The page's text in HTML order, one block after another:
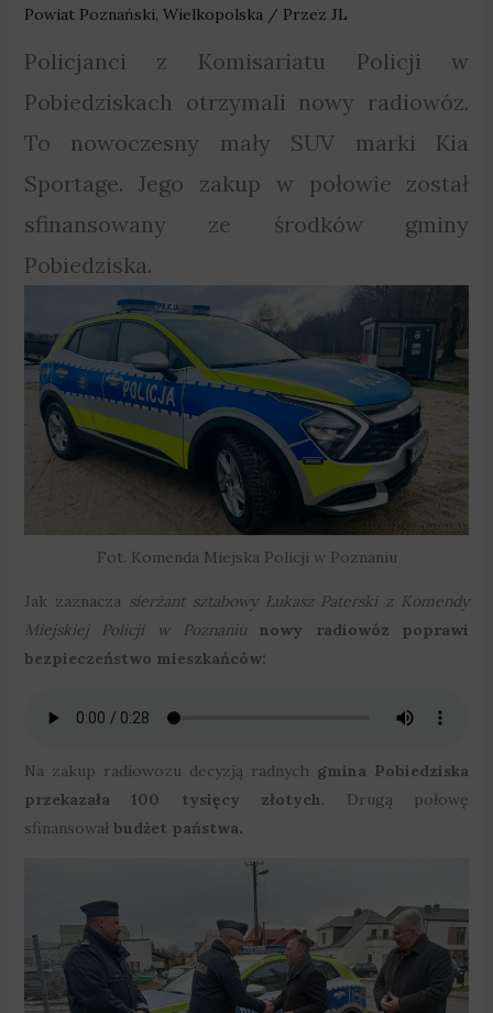
Powiat Poznański, Wielkopolska/ Przez JL
Policjanci z Komisariatu Policji w
Pobiedziskach otrzymali nowy radiowóz.
To nowoczesny mały SUV marki Kia
Sportage. Jego zakup w połowie został
sfinansowany ze środków gminy
Pobiedziska.
Fot. Komenda Miejska Policji w Poznaniu
Jak zaznacza sierżant sztabowy Łukasz Paterski z Komendy
Miejskiej Policji w Poznaniu
nowy radiowóz poprawi
bezpieczeństwo mieszkańców:
Na zakup radiowozu decyzją radnych gmina Pobiedziska
przekazała 100 tysięcy złotych. Drugą połowę
sfinansował budżet państwa.